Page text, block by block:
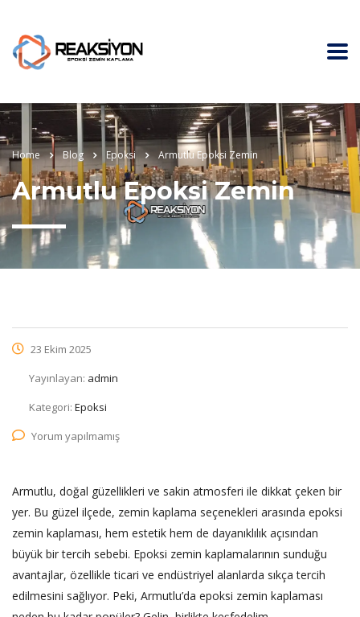
Home Blog Epoksi Armutlu Epoksi Zemin
Armutlu Epoksi Zemin
23 Ekim 2025
Yayınlayan: admin
Kategori: Epoksi
Yorum yapılmamış
Armutlu, doğal güzellikleri ve sakin atmosferi ile dikkat çeken bir
yer. Bu güzel ilçede, zemin kaplama seçenekleri arasında epoksi
zemin kaplaması, hem estetik hem de dayanıklılık açısından
büyük bir tercih sebebi. Epoksi zemin kaplamalarının sunduğu
avantajlar, özellikle ticari ve endüstriyel alanlarda sıkça tercih
edilmesini sağlıyor. Peki, Armutlu’da epoksi zemin kaplaması